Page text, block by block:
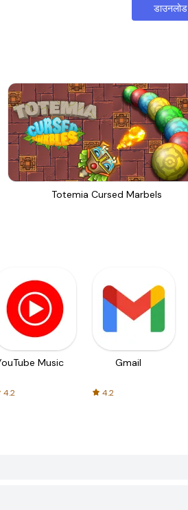
डाउनलोड
Totemia Cursed Marbels
Music
4.2
Gmail
4.2